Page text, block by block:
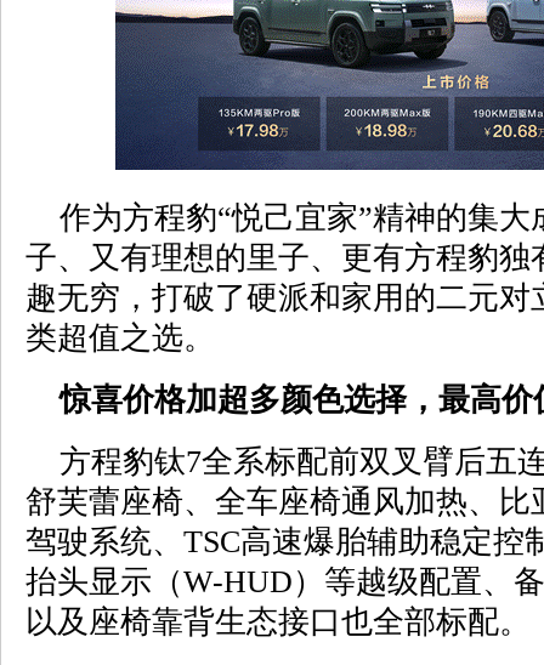
作为方程豹“悦己宜家”精神的集大
子、又有理想的里子、更有方程豹
趣无穷，打破了硬派和家用的二元
类超值之选。
惊喜价格加超多颜色选择，最高
方程豹钛7全系标配前双叉臂后五
舒芙蕾座椅、全车座椅通风加热、
驾驶系统、TSC高速爆胎辅助稳定控
抬头显示（W-HUD）等越级配置、
以及座椅靠背生态接口也全部标配。